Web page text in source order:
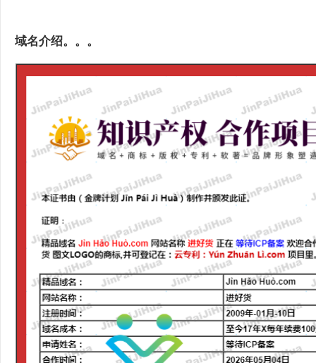
域名介绍。。。